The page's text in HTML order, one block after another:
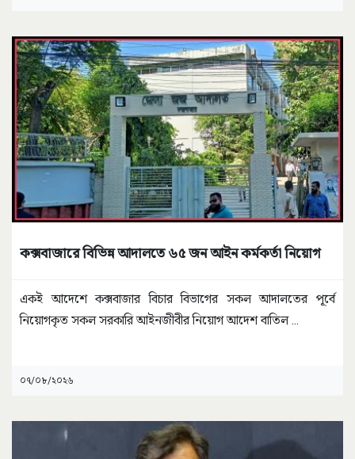
কক্সবাজারে বিভিন্ন আদালতে ৬৫ জন আইন কর্মকর্তা নিয়োগ
একই আদেশে কক্সবাজার বিচার বিভাগের সকল আদালতের পূর্বে
নিয়োগকৃত সকল সরকারি আইনজীবীর নিয়োগ আদেশ বাতিল ...
০৭/০৮/২০২৬